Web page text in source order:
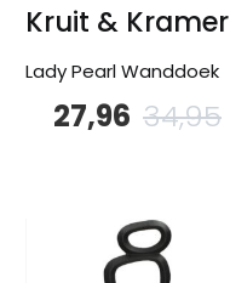
Kruit & Kramer
Lady Pearl Wanddoek
34,95
27,96